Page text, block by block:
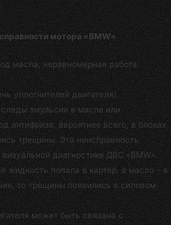
мотора «BMW»
масла, неравномерная работа
уплотнителей двигателя).
эмульсии в масле или
антифриза, вероятнее всего, в блоках
трещины. Эта неисправность
диагностике ДВС «BMW».
жидкость попала в картер, а масло – в
то трещины появились в силовом
может быть связана с